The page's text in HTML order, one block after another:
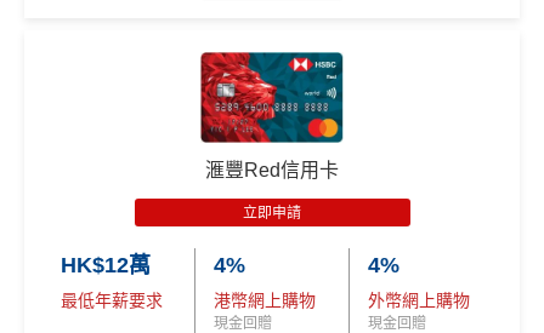
賞金 + 新會員註冊38里賞金)
MrMiles.hk/aeon-wakuwaku-form/
2. 指定類別簽賬可享高達HK$200回贈
合資格客戶於發卡後首60天內於以下四大類別簽賬，
每個類別可享HK$50回贈，最高達HK$200回贈
指定類別包括：
「八達通自動增值」服務
（由2023年7月22日開始，恒生MMPOWER World Mast
用+Fun Dollars找卡數！）
推廣期：2026年7月16日至7月31日23:59
經里先生申請恒生MMPOWER World Mastercard
全新信用卡客戶*批卡後30日內簽夠HK$100，
送額外1,000里賞金/HK$1,000🍎Apple Gift Car
滙豐Red信用卡
立即申請
HK$12萬
最低年薪要求
4%
港幣網上購物
現金回贈
4%
外幣網上購物
現金回贈